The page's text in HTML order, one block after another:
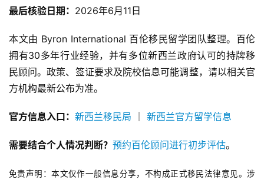
最后核验日期： 2026年6月11日
本文由 Byron International 百伦移民留学团队整理。百伦
拥有30多年行业经验，并有多位新西兰政府认可的持牌移
民顾问。政策、签证要求及院校信息可能调整，请以相关官
方机构最新公布为准。
官方信息入口： 新西兰移民局 新西兰官方留学信息
需要结合个人情况判断？ 预约百伦顾问进行初步评估。
免责声明：本文仅作一般信息分享，不构成正式移民法律意见。涉